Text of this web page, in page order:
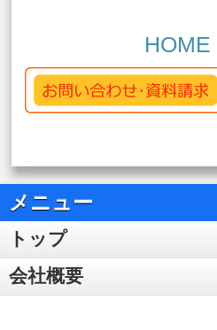
HOME
メニュー
トップ
会社概要